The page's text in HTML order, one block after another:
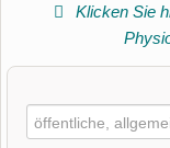
Klicken Sie